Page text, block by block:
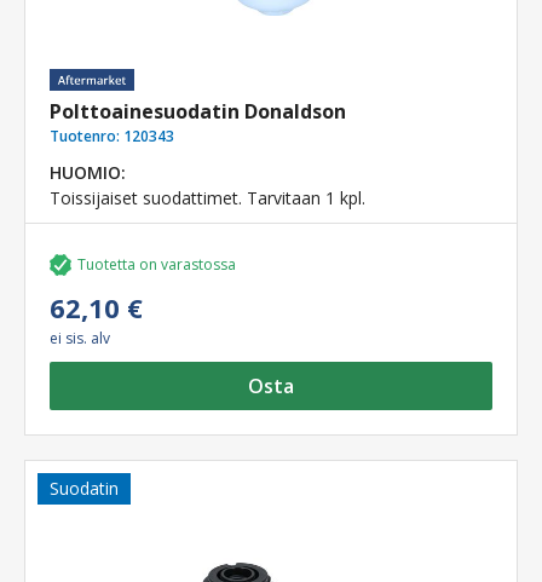
Polttoainesuodatin Donaldson
Tuotenro: 120343
HUOMIO:
Toissijaiset suodattimet. Tarvitaan 1 kpl.
Tuotetta on varastossa
62,10 €
ei sis. alv
Osta
Suodatin